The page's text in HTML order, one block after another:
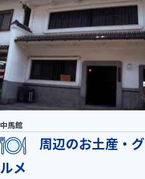
中馬館
周辺のお土産・グ
ルメ